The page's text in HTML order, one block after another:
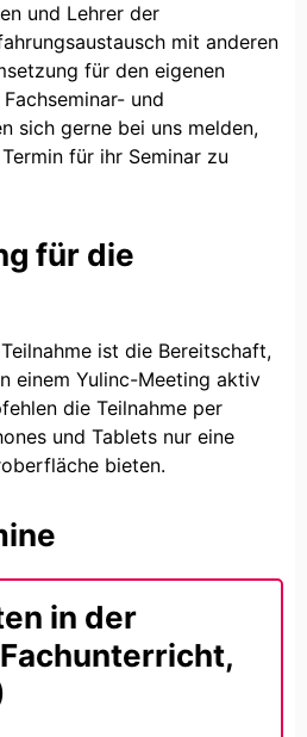
und Lehrer der
mit anderen
für den eigenen
und
sich gerne bei uns melden,
für ihr Seminar zu
für die
ist die Bereitschaft,
einem Yulinc-Meeting aktiv
die Teilnahme per
und Tablets nur eine
bieten.
in der